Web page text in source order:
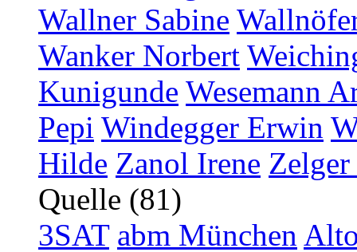
Wallner Sabine
Wanker Norbert
Kunigunde Wesemann
Pepi Windegger Erwin
Hilde Zanol Irene Zelger
Quelle (81)
3SAT abm München